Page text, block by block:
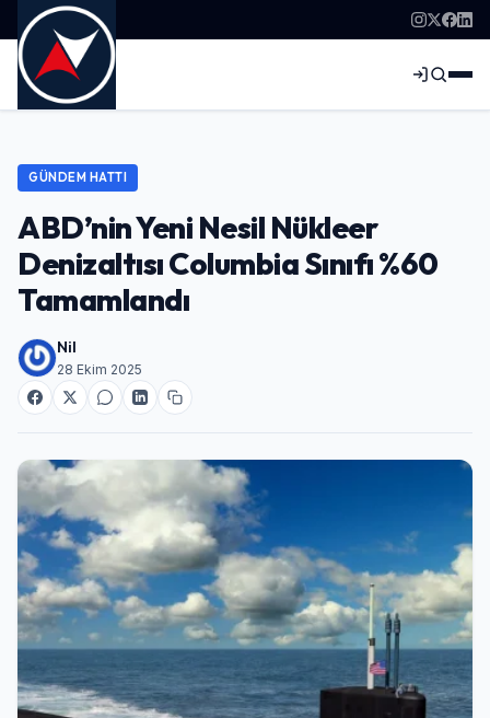
GÜNDEM HATTI
ABD’nin Yeni Nesil Nükleer
Denizaltısı Columbia Sınıfı %60
Tamamlandı
Nil
28 Ekim 2025